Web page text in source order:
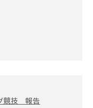
競技 報告